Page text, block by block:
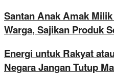
Santan Anak Amak
Warga, Sajikan Produk
Energi untuk Rakyat
Negara Jangan Tutup